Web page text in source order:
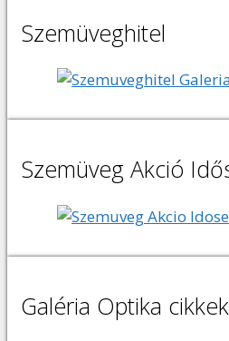
Szemüveghitel
Szemüveg Akció
Galéria Optika cikkek